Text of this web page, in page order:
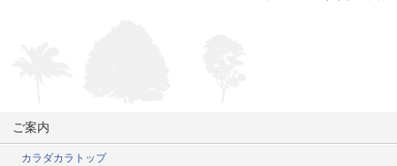
ご案内
カラダカラトップ